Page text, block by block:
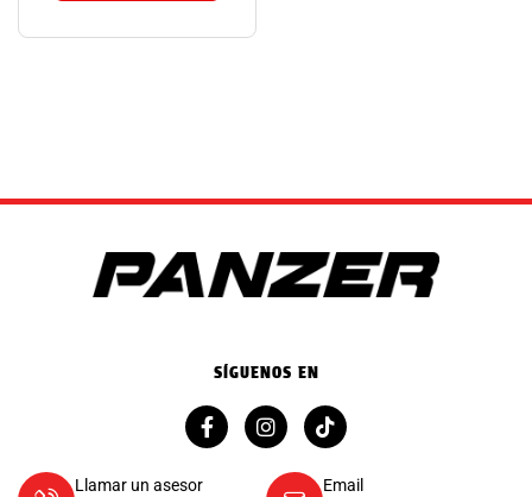
SÍGUENOS EN
Llamar un asesor Email